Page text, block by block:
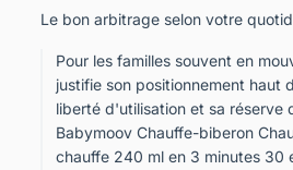
Le bon arbitrage selon votre
Pour les familles souvent en
justifie son positionnement haut
liberté d'utilisation et sa réserve
Babymoov Chauffe-biberon
chauffe 240 ml en 3 minutes 30